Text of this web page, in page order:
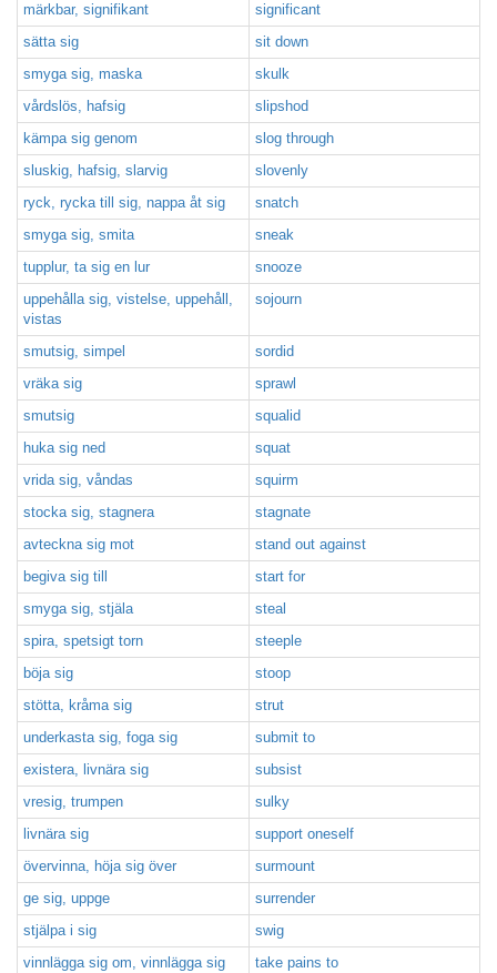
märkbar, signifikant
significant
sätta sig
sit down
smyga sig, maska
skulk
vårdslös, hafsig
slipshod
kämpa sig genom
slog through
sluskig, hafsig, slarvig
slovenly
ryck, rycka till sig, nappa åt sig
snatch
smyga sig, smita
sneak
tupplur, ta sig en lur
snooze
uppehålla sig, vistelse, uppehåll,
vistas
sojourn
smutsig, simpel
sordid
vräka sig
sprawl
smutsig
squalid
huka sig ned
squat
vrida sig, våndas
squirm
stocka sig, stagnera
stagnate
avteckna sig mot
stand out against
begiva sig till
start for
smyga sig, stjäla
steal
spira, spetsigt torn
steeple
böja sig
stoop
stötta, kråma sig
strut
underkasta sig, foga sig
submit to
existera, livnära sig
subsist
vresig, trumpen
sulky
livnära sig
support oneself
övervinna, höja sig över
surmount
ge sig, uppge
surrender
stjälpa i sig
swig
vinnlägga sig om, vinnlägga sig
take pains to